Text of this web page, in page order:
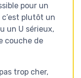
pour un
plutôt un
un U sérieux,
couche de
trop cher,